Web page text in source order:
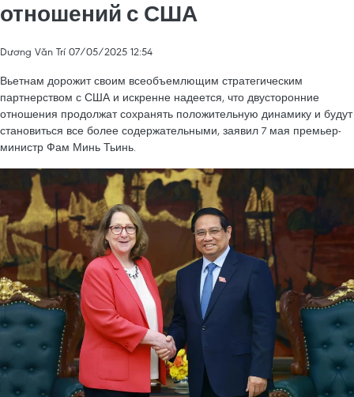
отношений с США
Dương Văn Trí 07/05/2025 12:54
Вьетнам дорожит своим всеобъемлющим стратегическим
партнерством с США и искренне надеется, что двусторонние
отношения продолжат сохранять положительную динамику и будут
становиться все более содержательными, заявил 7 мая премьер-
министр Фам Минь Тьинь.